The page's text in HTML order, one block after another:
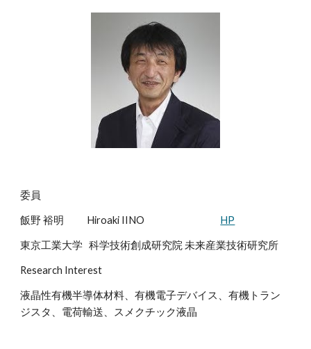
委員
飯野 裕明 Hiroaki IINO HP
東京工業大学 科学技術創成研究院 未来産業技術研究所
Research Interest
液晶性有機半導体材料、有機電子デバイス、有機トラン
ジスタ、電荷輸送、スメクチック液晶